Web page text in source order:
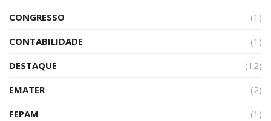
CONGRESSO
(1)
CONTABILIDADE
(1)
DESTAQUE
(12)
EMATER
(2)
FEPAM
(1)